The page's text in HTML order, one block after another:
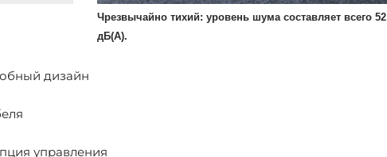
Чрезвычайно тихий: уровень шума составляет всего 52
дБ(А).
дизайн
управления